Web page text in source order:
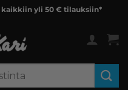
kaikkiin yli 50 € tilauksiin*